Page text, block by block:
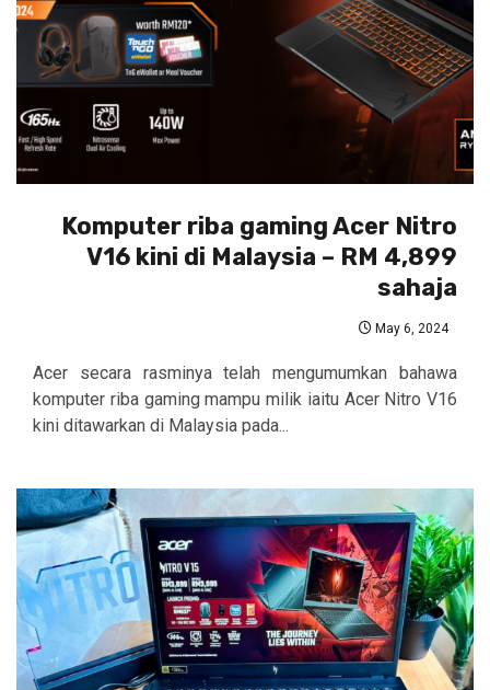
Komputer riba gaming Acer Nitro
V16 kini di Malaysia – RM 4,899
sahaja
May 6, 2024
Acer secara rasminya telah mengumumkan bahawa
komputer riba gaming mampu milik iaitu Acer Nitro V16
kini ditawarkan di Malaysia pada...